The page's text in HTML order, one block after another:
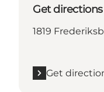
Get directions
1819
Get